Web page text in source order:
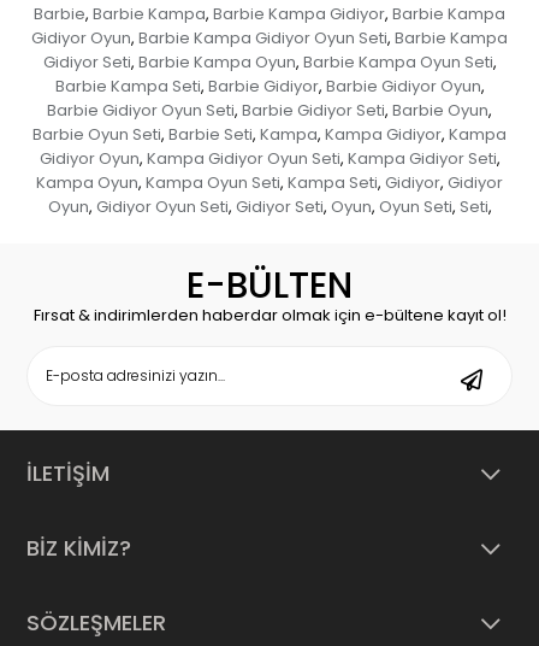
Barbie, Barbie Kampa, Barbie Kampa Gidiyor, Barbie Kampa
Gidiyor Oyun, Barbie Kampa Gidiyor Oyun Seti, Barbie Kampa
Gidiyor Seti, Barbie Kampa Oyun, Barbie Kampa Oyun Seti,
Barbie Kampa Seti, Barbie Gidiyor, Barbie Gidiyor Oyun,
Barbie Gidiyor Oyun Seti, Barbie Gidiyor Seti, Barbie Oyun,
Barbie Oyun Seti, Barbie Seti, Kampa, Kampa Gidiyor, Kampa
Gidiyor Oyun, Kampa Gidiyor Oyun Seti, Kampa Gidiyor Seti,
Kampa Oyun, Kampa Oyun Seti, Kampa Seti, Gidiyor, Gidiyor
Oyun, Gidiyor Oyun Seti, Gidiyor Seti, Oyun, Oyun Seti, Seti,
E-BÜLTEN
Fırsat & indirimlerden haberdar olmak için e-bültene kayıt ol!
İLETİŞİM
BİZ KİMİZ?
SÖZLEŞMELER